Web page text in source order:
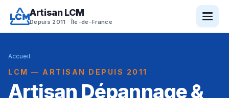
Artisan LCM
Depuis 2011 · Île-de-France
Accueil
LCM — ARTISAN DEPUIS 2011
Artisan Dépannage &